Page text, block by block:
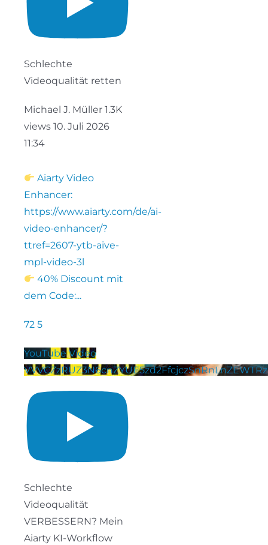
Schlechte
Videoqualität retten
Michael J. Müller 1.3K
views 10. Juli 2026
11:34
Aiarty Video
Enhancer:
https://www.aiarty.com/de/ai-
video-enhancer/?
ttref=2607-ytb-aive-
mpl-video-3l
40% Discount mit
dem Code:...
72 5
YouTube Video
Schlechte
Videoqualität
VERBESSERN? Mein
Aiarty KI-Workflow